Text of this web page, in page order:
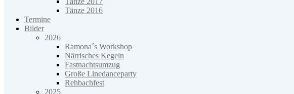
Tänze 2016
Termine
Bilder
2026
Ramona´s Workshop
Närrisches Kegeln
Fastnachtsumzug
Große Linedanceparty
Rehbachfest
2025